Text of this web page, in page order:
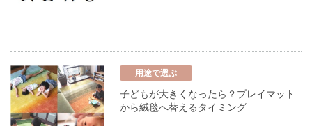
用途で選ぶ
子どもが大きくなったら？プレイマット
から絨毯へ替えるタイミング